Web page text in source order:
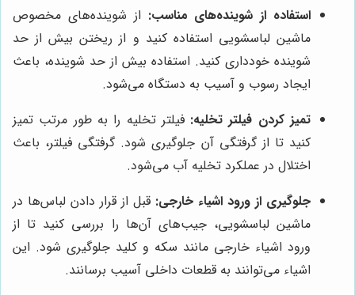
استفاده از شوینده‌های مناسب: از شوینده‌های مخصوص
ماشین لباسشویی استفاده کنید و از ریختن بیش از حد
شوینده خودداری کنید. استفاده بیش از حد شوینده، باعث
ایجاد رسوب و آسیب به دستگاه می‌شود.
تمیز کردن فیلتر تخلیه: فیلتر تخلیه را به طور مرتب تمیز
کنید تا از گرفتگی آن جلوگیری شود. گرفتگی فیلتر، باعث
اختلال در عملکرد تخلیه آب می‌شود.
جلوگیری از ورود اشیاء خارجی: قبل از قرار دادن لباس‌ها در
ماشین لباسشویی، جیب‌های آن‌ها را بررسی کنید تا از
ورود اشیاء خارجی مانند سکه و کلید جلوگیری شود. این
اشیاء می‌توانند به قطعات داخلی آسیب برسانند.